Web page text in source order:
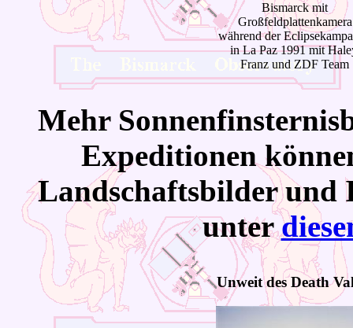
Bismarck mit
Großfeldplattenkamera
während der
in La Paz 1991 mit
Franz und ZDF Team
Mehr
Expeditionen
Landschaftsbilder und
unter
Unweit des Death